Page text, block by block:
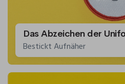
Bestickt Aufnäher